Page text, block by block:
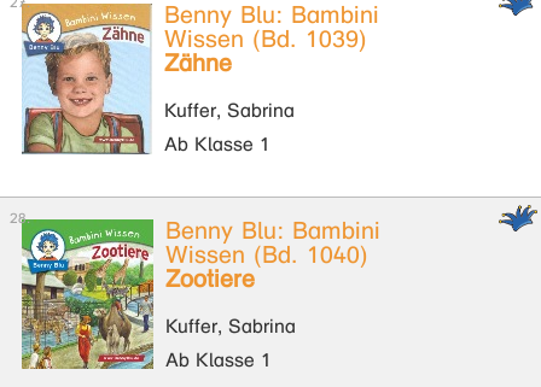
Benny Blu: Bambini
Wissen (Bd. 1039)
Zähne
Kuffer, Sabrina
Ab Klasse 1
Benny Blu: Bambini
Wissen (Bd. 1040)
Zootiere
Kuffer, Sabrina
Ab Klasse 1